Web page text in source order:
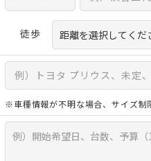
徒歩
※車種情報が不明な場合、サイズ制